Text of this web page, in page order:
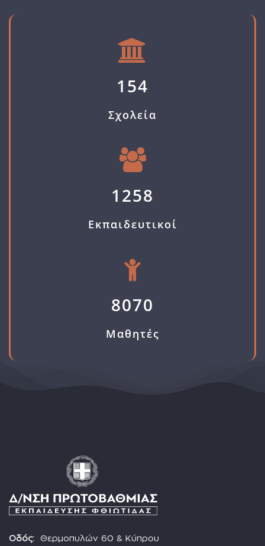
154
Σχολεία
1258
Εκπαιδευτικοί
8070
Μαθητές
Οδός: Θερμοπυλών 60 & Κύπρου